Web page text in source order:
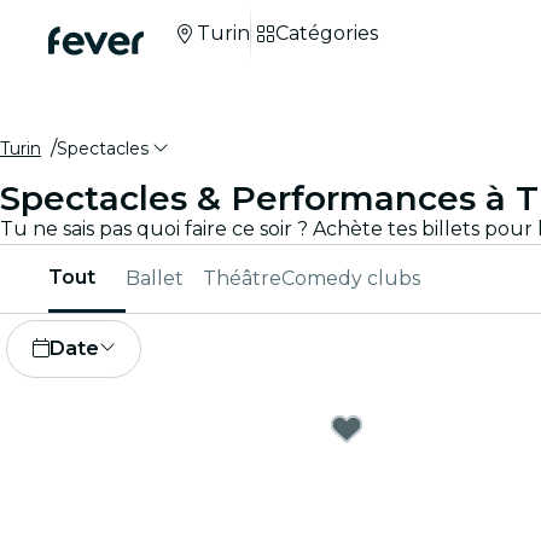
Turin Catégories
Turin Spectacles
Spectacles & Performances à
Tout Ballet ThéâtreComedy clubs
Date